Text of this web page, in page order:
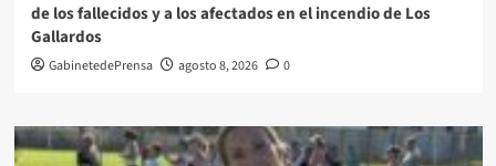
de los fallecidos y a los afectados en el incendio de Los
Gallardos
GabinetedePrensa agosto 8, 2026 0